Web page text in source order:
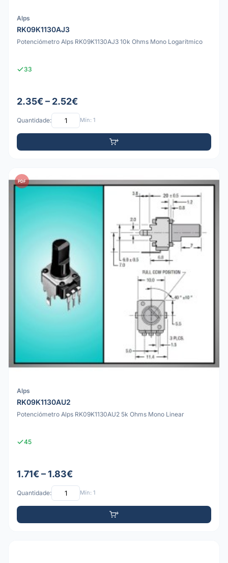
Alps
RK09K1130AJ3
Potenciómetro Alps RK09K1130AJ3 10k Ohms Mono Logarítmico
33
2.35€ – 2.52€
Quantidade: Mín: 1
PDF
Alps
RK09K1130AU2
Potenciómetro Alps RK09K1130AU2 5k Ohms Mono Linear
45
1.71€ – 1.83€
Quantidade: Mín: 1